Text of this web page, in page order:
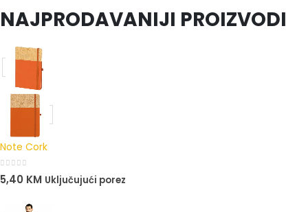
NAJPRODAVANIJI PROIZVODI
Note Cork
0out of 5
5,40 KM Uključujući porez